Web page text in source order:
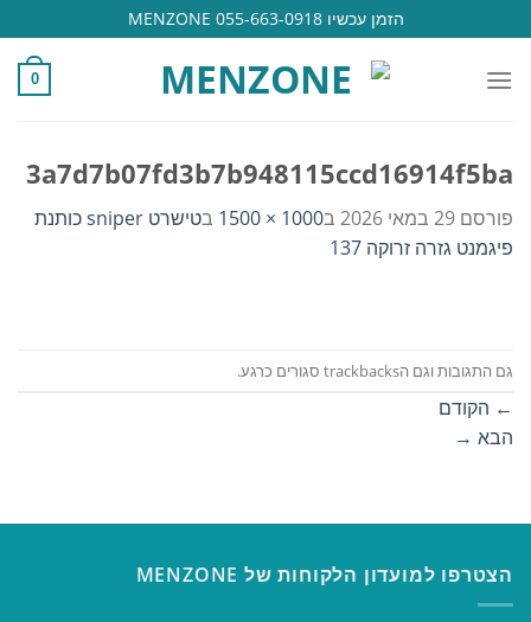
to
content
הזמן עכשיו 055-663-0918 MENZONE
0
3a7d7b07fd3b7b948115ccd16914f5ba
פורסם 29 במאי 2026 ב1000 × 1500 ב
טישרט sniper כותנת
פיגמנט גזרה זרוקה 137
גם התגובות וגם הtrackbacks סגורים כרגע.
← הקודם
הבא →
הצטרפו למועדון הלקוחות של MENZONE